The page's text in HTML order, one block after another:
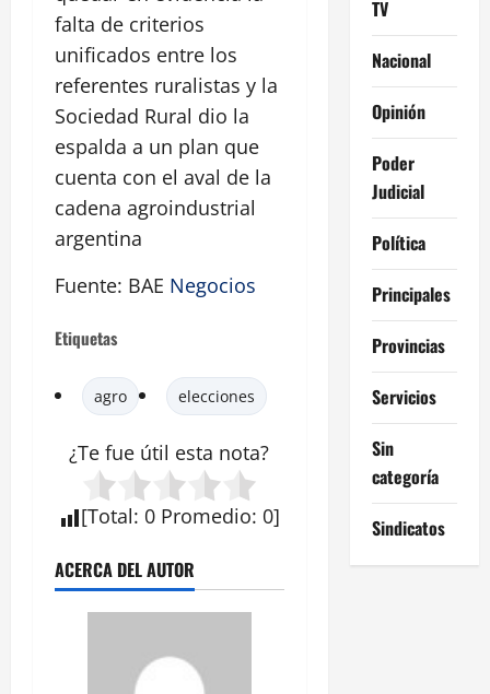
falta de criterios
unificados entre los
referentes ruralistas y la
Sociedad Rural dio la
espalda a un plan que
cuenta con el aval de la
cadena agroindustrial
argentina
Fuente: BAE Negocios
Etiquetas
agro elecciones
¿Te fue útil esta nota?
[Total: 0 Promedio: 0]
ACERCA DEL AUTOR
TV
Nacional
Opinión
Poder
Judicial
Política
Principales
Provincias
Servicios
Sin
categoría
Sindicatos